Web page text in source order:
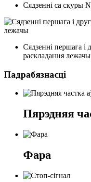
Сядзенні са скуры
Сядзенні першага і
раскладання лежачы
Падрабязнасці
Пярэдняя
Фара